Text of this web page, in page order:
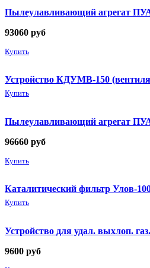
Пылеулавливающий агрегат
93060 руб
Купить
Устройство КДУМВ-150
Купить
Пылеулавливающий агрегат
96660 руб
Купить
Каталитический фильтр Улов-
Купить
Устройство для удал. выхлоп.
9600 руб